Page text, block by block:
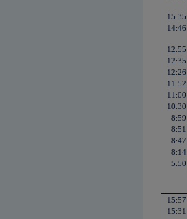
15:35
14:46
12:55
12:35
12:26
11:52
11:00
10:30
8:59
8:51
8:47
8:14
5:50
15:57
15:31